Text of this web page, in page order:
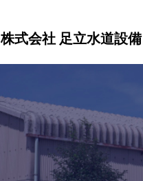
株式会社 足立水道設備